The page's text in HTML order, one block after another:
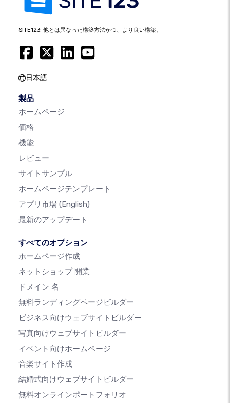
SITE123: 他とは異なった構築方法かつ、より良い構築。
日本語
製品
ホームページ
価格
機能
レビュー
サイトサンプル
ホームページテンプレート
アプリ市場 (English)
最新のアップデート
すべてのオプション
ホームページ作成
ネットショップ 開業
ドメイン 名
無料ランディングページビルダー
ビジネス向けウェブサイトビルダー
写真向けウェブサイトビルダー
イベント向けホームページ
音楽サイト作成
結婚式向けウェブサイトビルダー
無料オンラインポートフォリオ